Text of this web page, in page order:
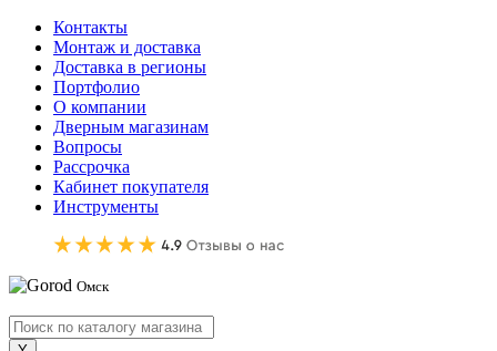
Контакты
Монтаж и доставка
Доставка в регионы
Портфолио
О компании
Дверным магазинам
Вопросы
Рассрочка
Кабинет покупателя
Инструменты
Омск